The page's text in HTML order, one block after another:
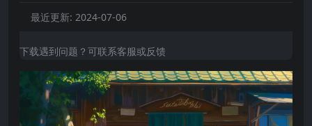
最近更新: 2024-07-06
下载遇到问题？可联系客服或反馈